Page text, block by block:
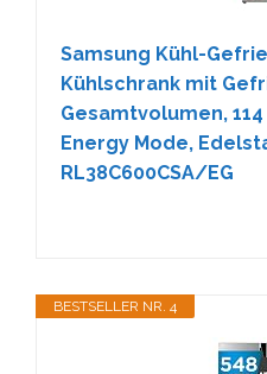
Samsung Kühl-
Kühlschrank mit
Gesamtvolumen,
Energy Mode,
RL38C600CSA/EG
BESTSELLER NR. 4